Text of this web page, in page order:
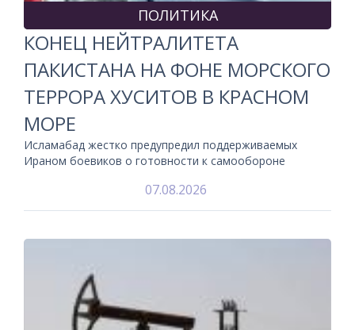
ПОЛИТИКА
КОНЕЦ НЕЙТРАЛИТЕТА
ПАКИСТАНА НА ФОНЕ МОРСКОГО
ТЕРРОРА ХУСИТОВ В КРАСНОМ
МОРЕ
Исламабад жестко предупредил поддерживаемых
Ираном боевиков о готовности к самообороне
07.08.2026